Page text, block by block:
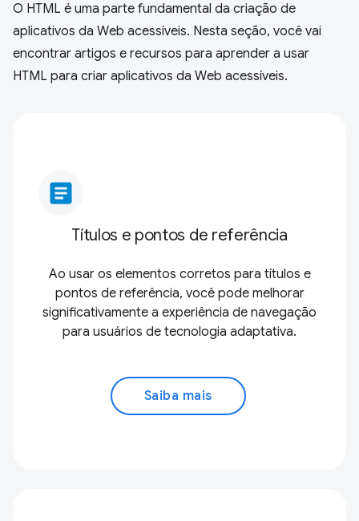
O HTML é uma parte fundamental da criação de
aplicativos da Web acessíveis. Nesta seção, você vai
encontrar artigos e recursos para aprender a usar
HTML para criar aplicativos da Web acessíveis.
article
Títulos e pontos de referência
Ao usar os elementos corretos para títulos e
pontos de referência, você pode melhorar
significativamente a experiência de navegação
para usuários de tecnologia adaptativa.
Saiba mais